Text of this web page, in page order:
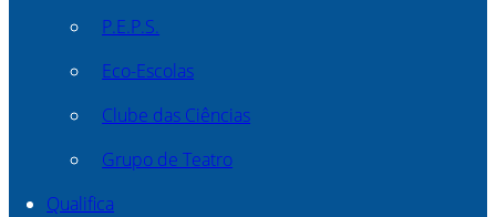
P.E.P.S.
Eco-Escolas
Clube das Ciências
Grupo de Teatro
Qualifica